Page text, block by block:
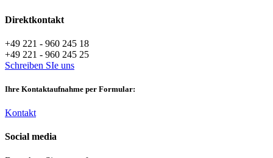
Direktkontakt
+49 221 - 960 245 18
+49 221 - 960 245 25
Schreiben SIe uns
Ihre Kontaktaufnahme per Formular:
Kontakt
Social media